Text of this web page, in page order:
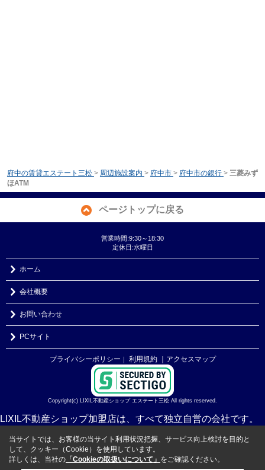
府中の賃貸エステート三松 > 周辺施設案内 > 府中市 > 府中市の銀行 > 三菱みず
ほATM
ページトップに戻る
営業時間:9:30～18:30
定休日:水曜日
ホーム
会社概要
お問い合わせ
PCサイト
プライバシーポリシー ｜ 利用規約 ｜アクセスマップ
Copyright(c) LIXIL不動産ショップ エステート三松 All rights reserved.
LIXIL不動産ショップ加盟店は、すべて独立自営の会社です。
当サイトでは、お客様の当サイト利用状況把握、サービス向上検討を目的と
して、クッキー（Cookie）を使用しています。
詳しくは、当社の 「Cookieの取扱いについて」 をご確認ください。